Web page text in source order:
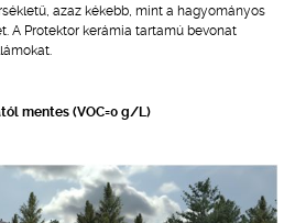
azaz kékebb, mint a hagyományos
A Protektor kerámia tartamú bevonat
mentes (VOC=0 g/L)